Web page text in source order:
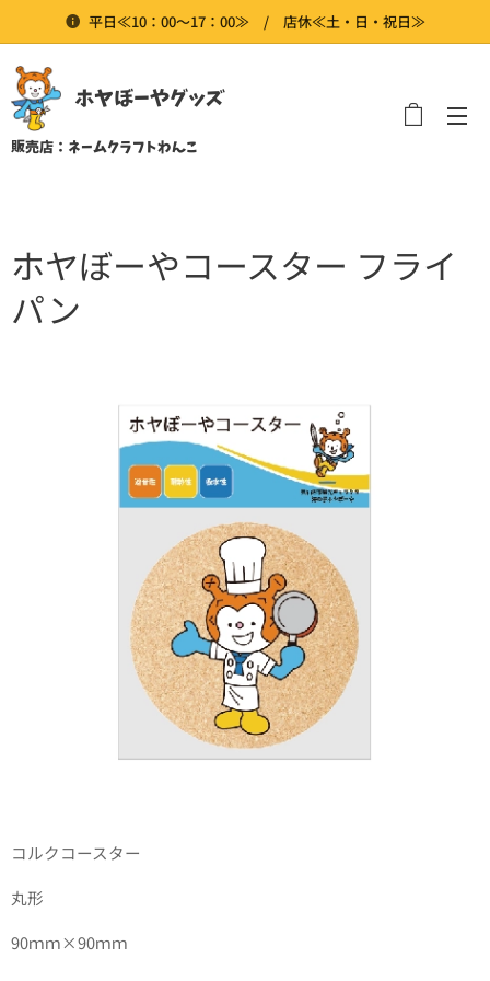
平日≪10：00～17：00≫ / 店休≪土・日・祝日≫
ホヤぼーやグッズ
販売店：ネームクラフトわんこ
ホヤぼーやコースター フライ
パン
コルクコースター
丸形
90ｍｍ×90ｍｍ